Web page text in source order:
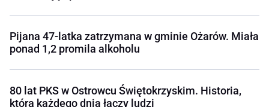
Pijana 47-latka zatrzymana w gminie Ożarów. Miała
ponad 1,2 promila alkoholu
80 lat PKS w Ostrowcu Świętokrzyskim. Historia,
która każdego dnia łączy ludzi